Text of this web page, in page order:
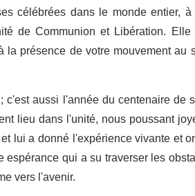
célébrées dans le monde entier,
de Communion et Libération.
présence de votre mouvement
aussi l'année du centenaire de
lieu dans l'unité, nous poussant
lui a donné l'expérience vivante et
qui a su traverser les
vers l'avenir.